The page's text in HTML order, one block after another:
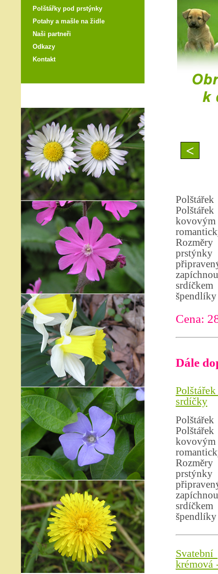
Polštářky pod prstýnky
Potahy a mašle na židle
Naši partneři
Odkazy
Kontakt
<
Cena:
Dále
srdíčky
krémová